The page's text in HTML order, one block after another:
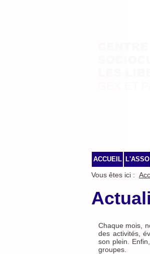
LES
GEX ET
ACCUEIL L'ASSO
Vous êtes ici :
Chaque mois,
des activités,
son plein.
groupes.